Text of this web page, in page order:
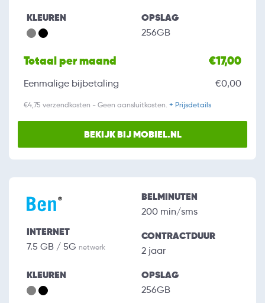
KLEUREN OPSLAG
256GB
Totaal per maand €17,00
Eenmalige bijbetaling €0,00
€4,75 verzendkosten - Geen aansluitkosten. + Prijsdetails
BEKIJK BIJ MOBIEL.NL
INTERNET
7.5 GB / 5G netwerk
BELMINUTEN
200 min/sms
CONTRACTDUUR
2 jaar
KLEUREN OPSLAG
256GB